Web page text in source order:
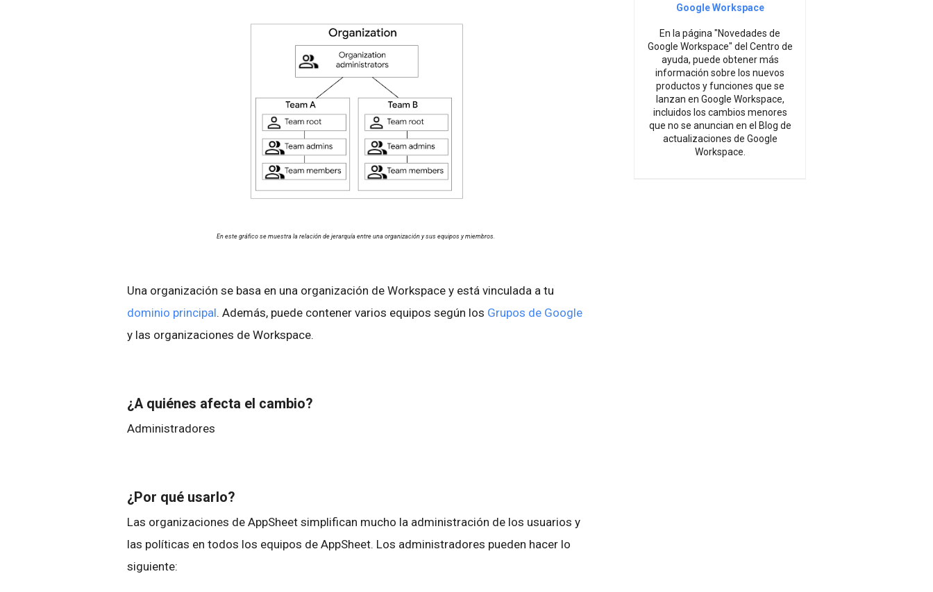
En este gráfico se muestra la relación de jerarquía entre una organización y sus equipos y miembros.
Una organización se basa en una organización de Workspace y está vinculada a tu
dominio principal. Además, puede contener varios equipos según los Grupos de Google
y las organizaciones de Workspace.
¿A quiénes afecta el cambio?
Administradores
¿Por qué usarlo?
Las organizaciones de AppSheet simplifican mucho la administración de los usuarios y
las políticas en todos los equipos de AppSheet. Los administradores pueden hacer lo
siguiente:
Google Workspace
En la página "Novedades de
Google Workspace" del Centro de
ayuda, puede obtener más
información sobre los nuevos
productos y funciones que se
lanzan en Google Workspace,
incluidos los cambios menores
que no se anuncian en el Blog de
actualizaciones de Google
Workspace.